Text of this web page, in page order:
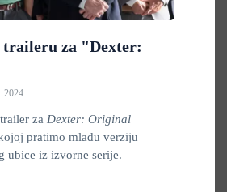
za "Dexter:
za Dexter: Original
pratimo mlađu verziju
ubice iz izvorne serije.